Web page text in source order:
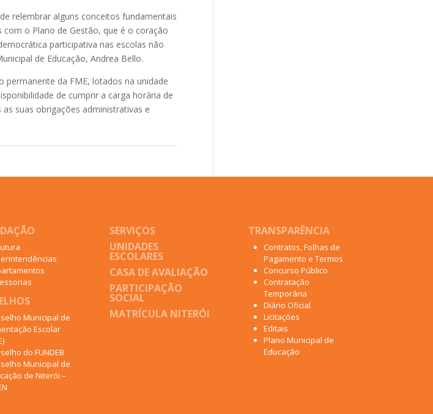
relembrar alguns conceitos fundamentais
o Plano de Gestão, que é o coração
participativa nas escolas não
de Educação, Andrea Bello.
da FME, lotados na unidade
de cumprir a carga horária de
suas obrigações administrativas e
Municipal de
Escolar
do FUNDEB
Municipal de
de Niterói –
SERVIÇOS
UNIDADES
ESCOLARES
CASA DE AVALIAÇÃO
PARTICIPAÇÃO
SOCIAL
MATRÍCULA NITERÓI
TRANSPARÊNCIA
Contratos, Folhas de
Pagamento e Termos
Concurso Público
Contratação
Temporária
Diário Oficial
Licitações
Editais
Plano Municipal de
Educação